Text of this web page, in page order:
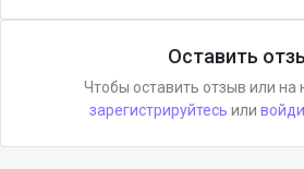
Оставить
Чтобы оставить отзыв или на
зарегистрируйтесь или